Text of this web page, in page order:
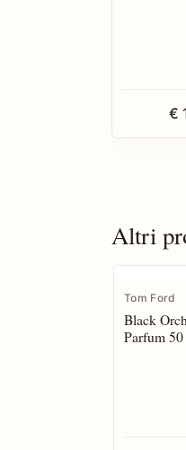
€
Altri
Tom Ford
Black
Parfum